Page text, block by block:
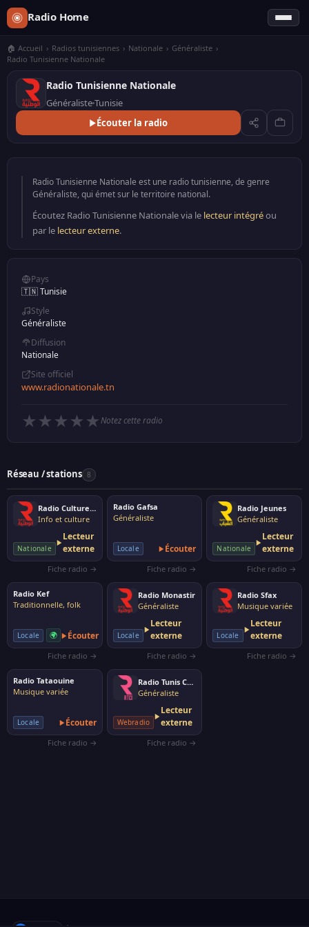
Radio Home
🏠 Accueil › Radios tunisiennes › Nationale › Généraliste ›
Radio Tunisienne Nationale
Radio Tunisienne Nationale
GénéralisteTunisie
Écouter la radio
Radio Tunisienne Nationale est une radio tunisienne, de genre
Généraliste, qui émet sur le territoire national.
Écoutez Radio Tunisienne Nationale via le lecteur intégréou
par le lecteur externe.
Pays
🇹🇳 Tunisie
Style
Généraliste
Diffusion
Nationale
Site officiel
www.radionationale.tn
★ ★ ★ ★ ★Notez cette radio
Réseau / stations 8
Radio Culturelle
Info et culture
Nationale
Lecteur
externe
Fiche radio →
Radio Gafsa
Généraliste
Locale Écouter
Fiche radio →
Radio Jeunes
Généraliste
Nationale
Lecteur
externe
Fiche radio →
Radio Kef
Traditionnelle, folk
Locale 🌍 Écouter
Fiche radio →
Radio Monastir
Généraliste
Locale
Lecteur
externe
Fiche radio →
Radio Sfax
Musique variée
Locale
Lecteur
externe
Fiche radio →
Radio Tataouine
Musique variée
Locale Écouter
Fiche radio →
Radio Tunis Chaine Internationale
Généraliste
Webradio
Lecteur
externe
Fiche radio →